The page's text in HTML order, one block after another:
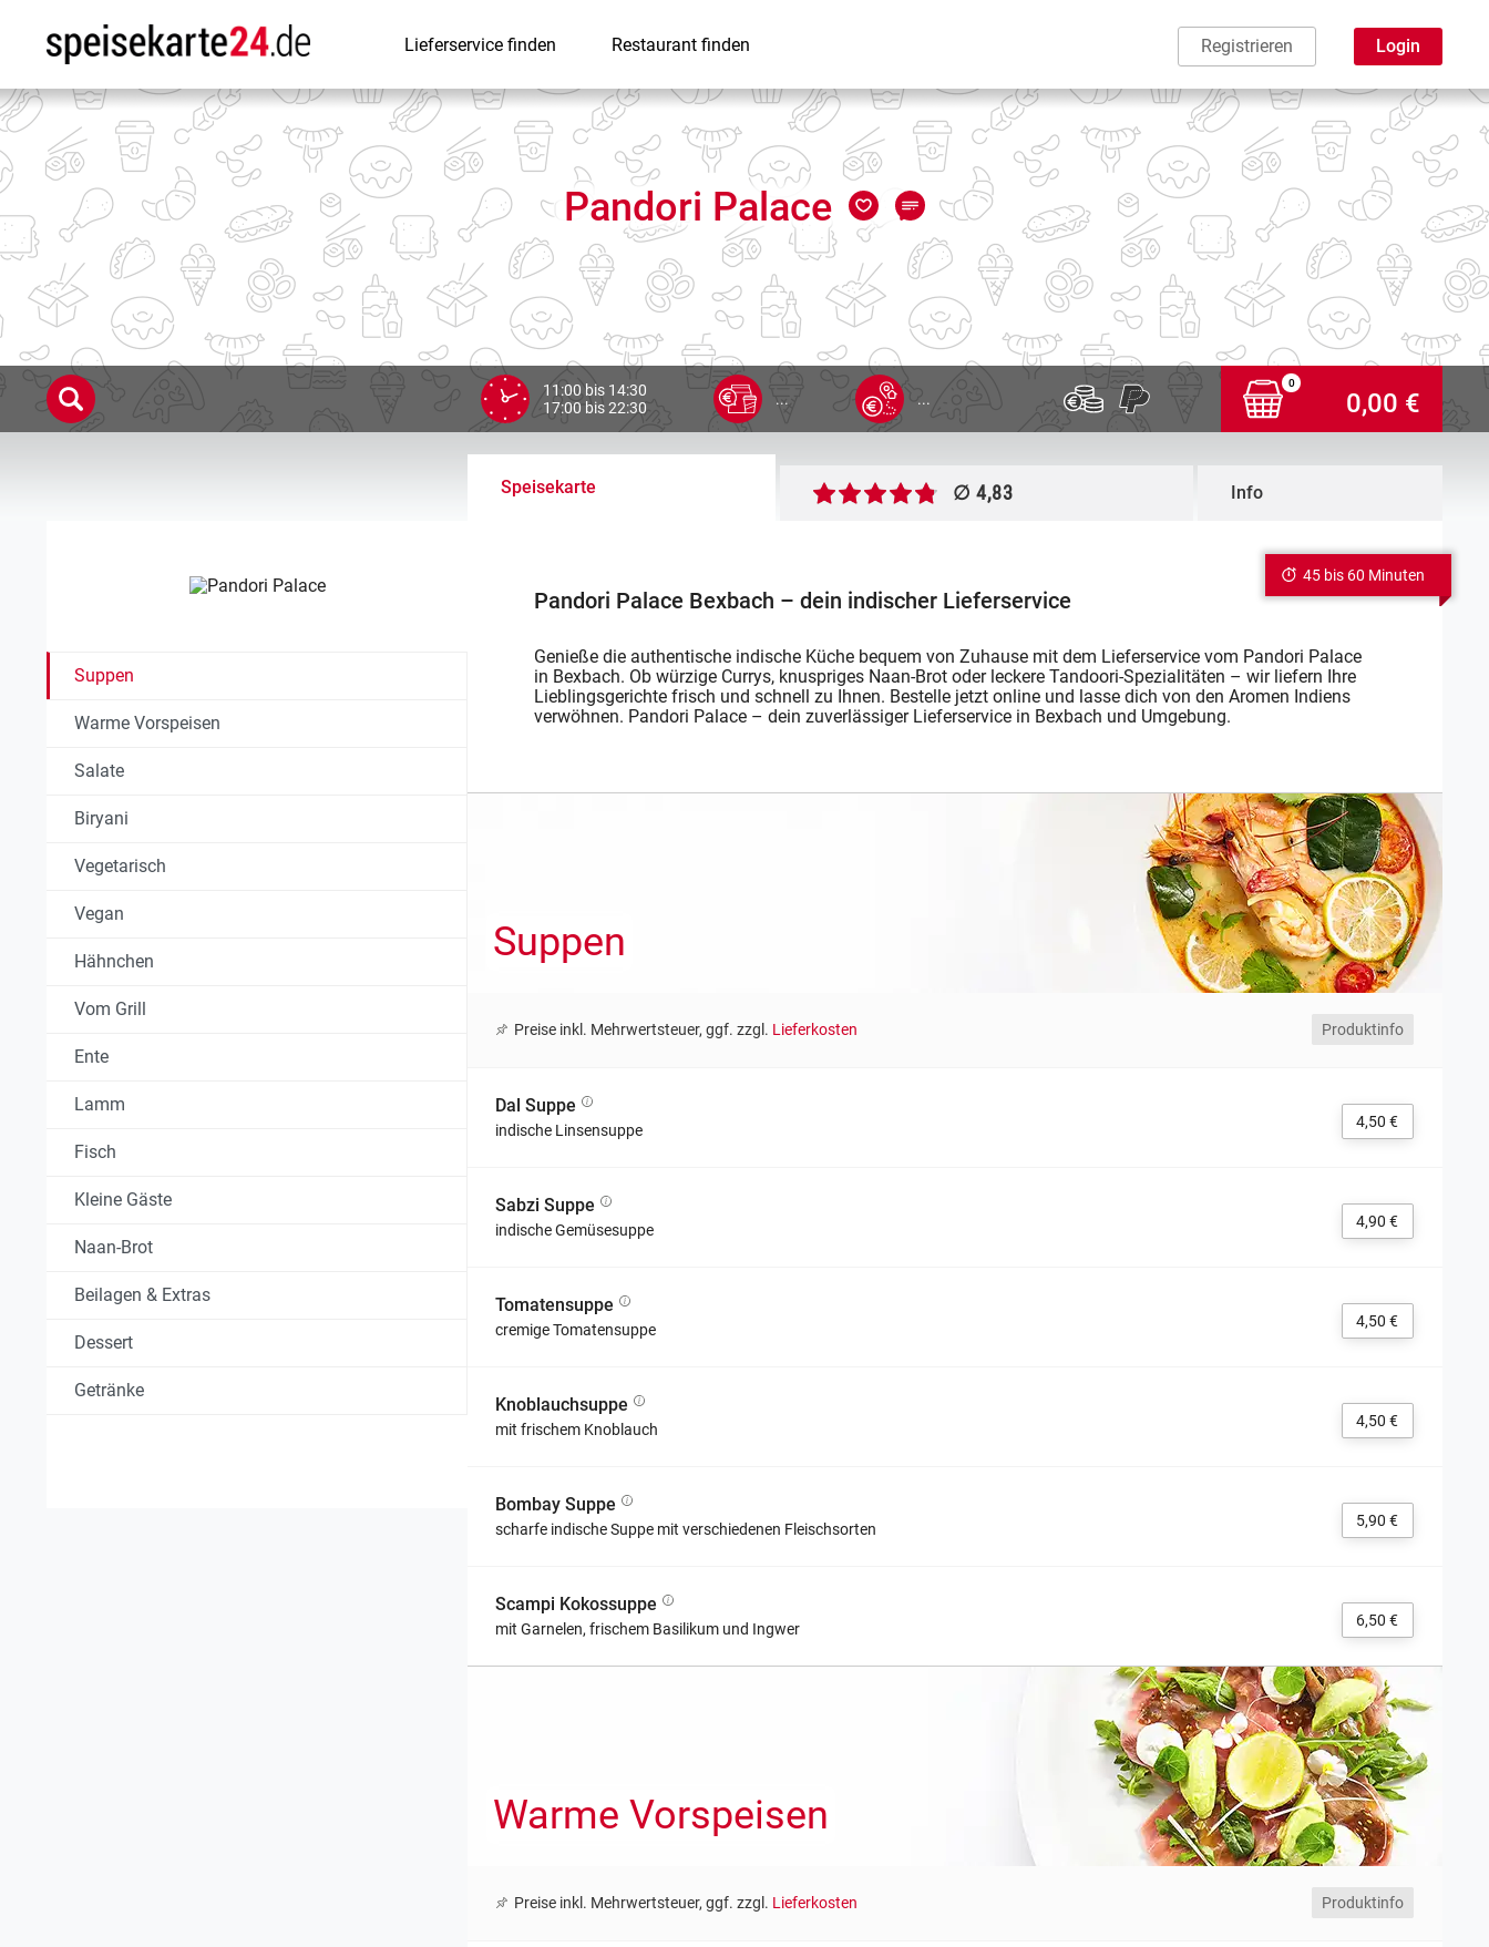
Lieferservice finden Restaurant finden Registrieren Login
Pandori Palace
11:00 bis 14:30
17:00 bis 22:30
... ...
0
0,00 €
Speisekarte ∅ 4,83 Info
Suppen
Warme Vorspeisen
Salate
Biryani
Vegetarisch
Vegan
Hähnchen
Vom Grill
Ente
Lamm
Fisch
Kleine Gäste
Naan-Brot
Beilagen & Extras
Dessert
Getränke
Pandori Palace Bexbach – dein indischer Lieferservice
Genieße die authentische indische Küche bequem von Zuhause mit dem Lieferservice vom Pandori Palace
in Bexbach. Ob würzige Currys, knuspriges Naan-Brot oder leckere Tandoori-Spezialitäten – wir liefern Ihre
Lieblingsgerichte frisch und schnell zu Ihnen. Bestelle jetzt online und lasse dich von den Aromen Indiens
verwöhnen. Pandori Palace – dein zuverlässiger Lieferservice in Bexbach und Umgebung.
45 bis 60 Minuten
Suppen
Preise inkl. Mehrwertsteuer, ggf. zzgl. Lieferkosten Produktinfo
Dal Suppe
indische Linsensuppe 4,50 €
Sabzi Suppe
indische Gemüsesuppe 4,90 €
Tomatensuppe
cremige Tomatensuppe 4,50 €
Knoblauchsuppe
mit frischem Knoblauch 4,50 €
Bombay Suppe
scharfe indische Suppe mit verschiedenen Fleischsorten 5,90 €
Scampi Kokossuppe
mit Garnelen, frischem Basilikum und Ingwer 6,50 €
Warme Vorspeisen
Preise inkl. Mehrwertsteuer, ggf. zzgl. Lieferkosten Produktinfo